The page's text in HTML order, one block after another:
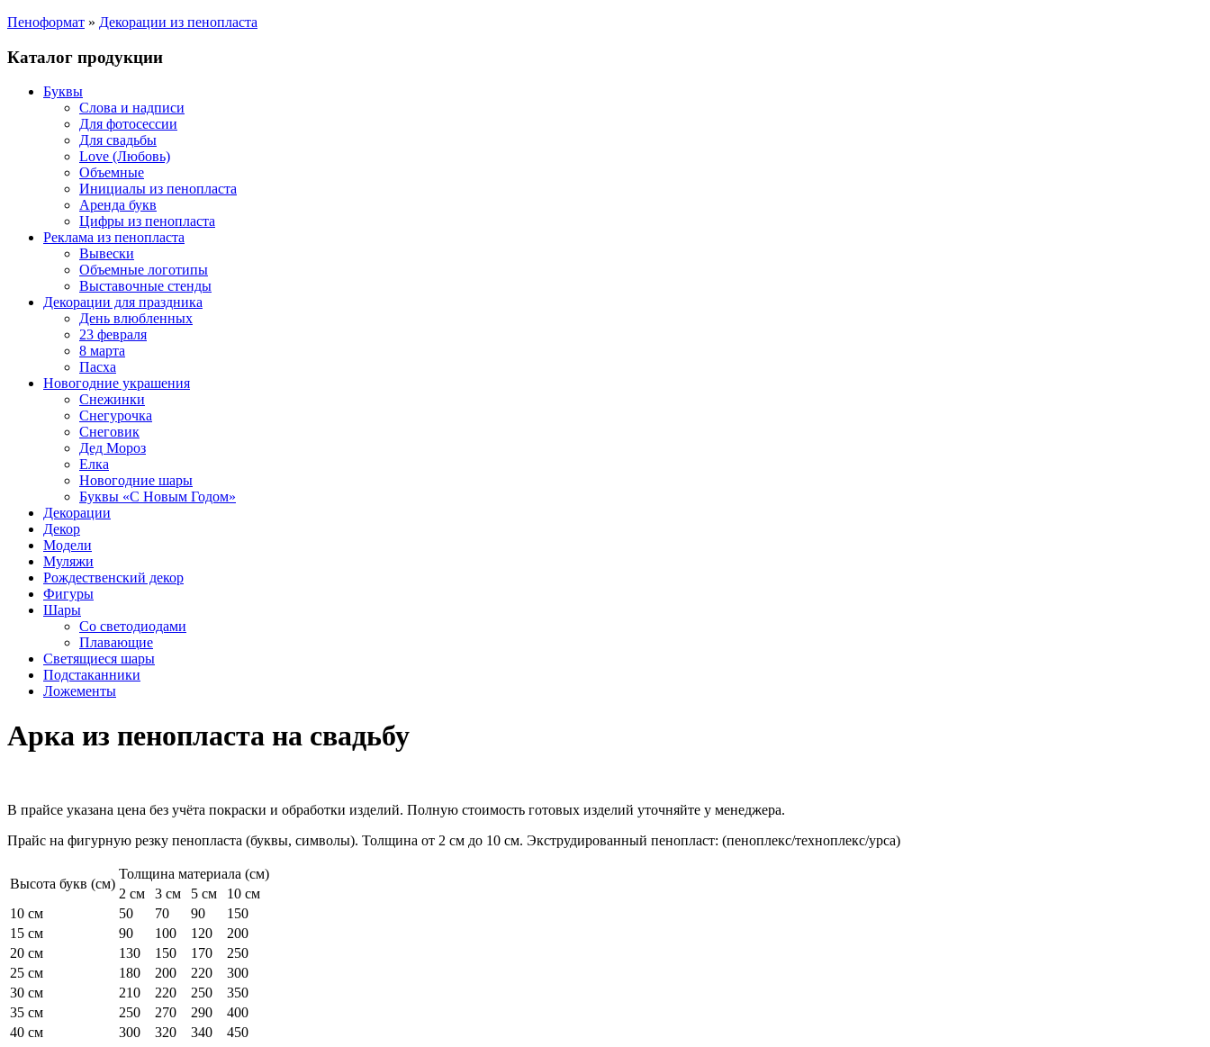
Пеноформат » Декорации из пенопласта
Каталог продукции
Буквы
Слова и надписи
Для фотосессии
Для свадьбы
Love (Любовь)
Объемные
Инициалы из пенопласта
Аренда букв
Цифры из пенопласта
Реклама из пенопласта
Вывески
Объемные логотипы
Выставочные стенды
Декорации для праздника
День влюбленных
23 февраля
8 марта
Пасха
Новогодние украшения
Снежинки
Снегурочка
Снеговик
Дед Мороз
Елка
Новогодние шары
Буквы «С Новым Годом»
Декорации
Декор
Модели
Муляжи
Рождественский декор
Фигуры
Шары
Со светодиодами
Плавающие
Светящиеся шары
Подстаканники
Ложементы
Арка из пенопласта на свадьбу
В прайсе указана цена без учёта покраски и обработки изделий. Полную стоимость готовых изделий уточняйте у менеджера.
Прайс на фигурную резку пенопласта (буквы, символы). Толщина от 2 см до 10 см. Экструдированный пенопласт: (пеноплекс/техноплекс/урса)
Высота букв (см)
Толщина материала (см)
2 см
3 см 5 см
10 см
10 см
50 70 90
150
15 см
90 100 120
200
20 см
130 150 170
250
25 см
180 200 220
300
30 см
210 220 250
350
35 см
250 270 290
400
40 см
300 320 340
450